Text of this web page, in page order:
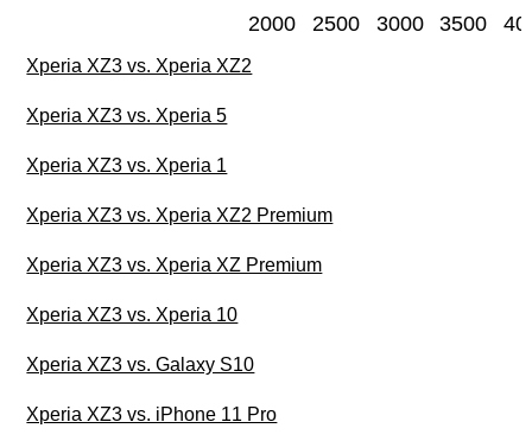
2000 2500 3000 3500
Xperia XZ3 vs. Xperia XZ2
Xperia XZ3 vs. Xperia 5
Xperia XZ3 vs. Xperia 1
Xperia XZ3 vs. Xperia XZ2 Premium
Xperia XZ3 vs. Xperia XZ Premium
Xperia XZ3 vs. Xperia 10
Xperia XZ3 vs. Galaxy S10
Xperia XZ3 vs. iPhone 11 Pro